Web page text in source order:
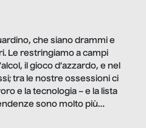
che siano drammi e
Le restringiamo a campi
il gioco d’azzardo, e nel
tra le nostre ossessioni ci
e la tecnologia – e la lista
sono molto più